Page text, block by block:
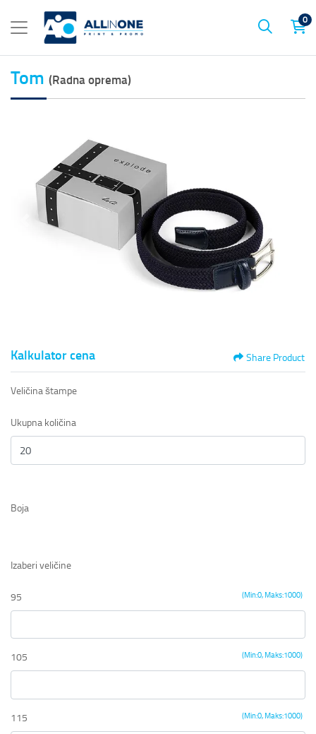
0
Tom (Radna oprema)
Kalkulator cena Share Product
Veličina štampe
Ukupna količina
Boja
Izaberi veličine
(Min:0, Maks:1000)
95
(Min:0, Maks:1000)
105
(Min:0, Maks:1000)
115